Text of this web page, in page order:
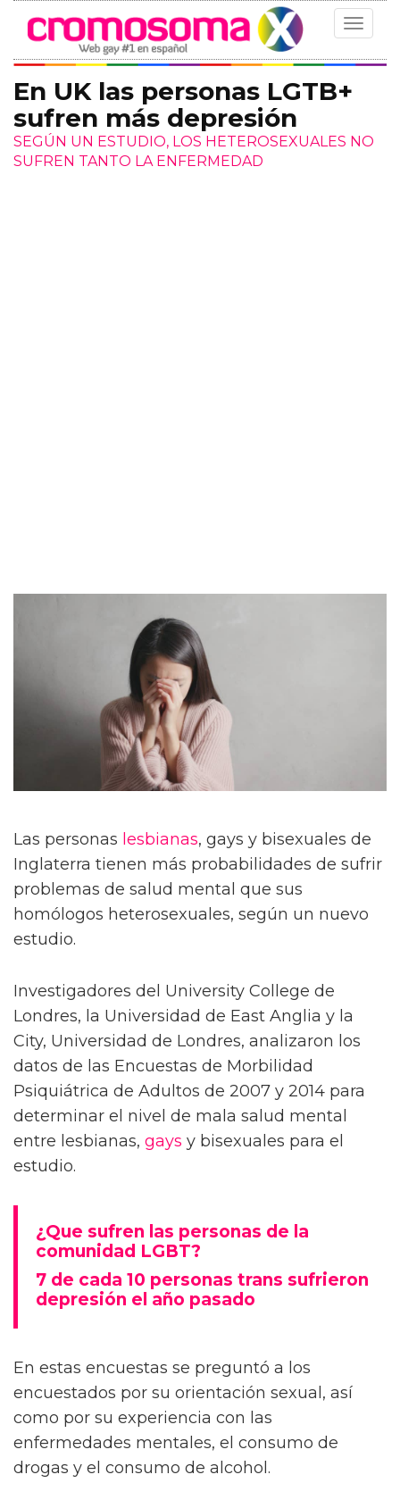
Toggle
En UK las personas LGTB+
sufren más depresión
SEGÚN UN ESTUDIO, LOS HETEROSEXUALES NO
SUFREN TANTO LA ENFERMEDAD
Las personas lesbianas, gays y bisexuales de
Inglaterra tienen más probabilidades de sufrir
problemas de salud mental que sus
homólogos heterosexuales, según un nuevo
estudio.
Investigadores del University College de
Londres, la Universidad de East Anglia y la
City, Universidad de Londres, analizaron los
datos de las Encuestas de Morbilidad
Psiquiátrica de Adultos de 2007 y 2014 para
determinar el nivel de mala salud mental
entre lesbianas, gays y bisexuales para el
estudio.
¿Que sufren las personas de la
comunidad LGBT?
7 de cada 10 personas trans sufrieron
depresión el año pasado
En estas encuestas se preguntó a los
encuestados por su orientación sexual, así
como por su experiencia con las
enfermedades mentales, el consumo de
drogas y el consumo de alcohol.